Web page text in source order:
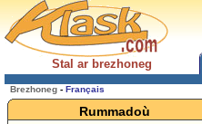
Stal ar brezhoneg
Brezhoneg - Français
Rummadoù